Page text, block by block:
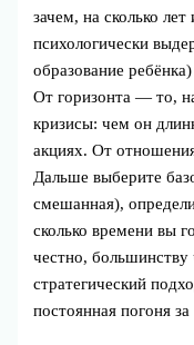
зачем, на сколько
психологически
образование
От горизонта — то,
кризисы: чем он
акциях. От
Дальше выберите
смешанная),
сколько времени вы
честно,
стратегический
постоянная погоня